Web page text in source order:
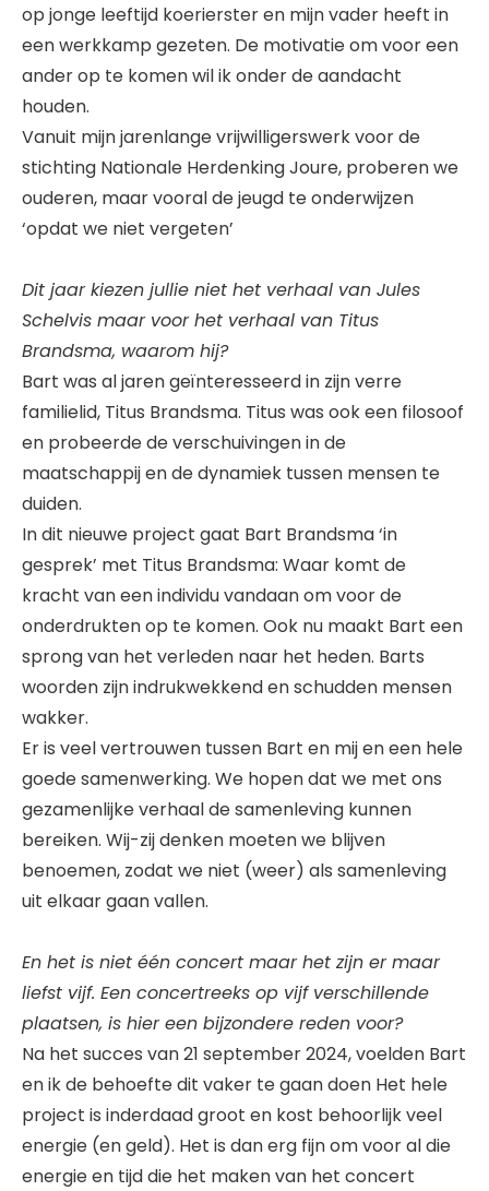
op jonge leeftijd koerierster en mijn vader heeft in
een werkkamp gezeten. De motivatie om voor een
ander op te komen wil ik onder de aandacht
houden.
Vanuit mijn jarenlange vrijwilligerswerk voor de
stichting Nationale Herdenking Joure, proberen we
ouderen, maar vooral de jeugd te onderwijzen
‘opdat we niet vergeten’
Dit jaar kiezen jullie niet het verhaal van Jules
Schelvis maar voor het verhaal van Titus
Brandsma, waarom hij?
Bart was al jaren geïnteresseerd in zijn verre
familielid, Titus Brandsma. Titus was ook een filosoof
en probeerde de verschuivingen in de
maatschappij en de dynamiek tussen mensen te
duiden.
In dit nieuwe project gaat Bart Brandsma ‘in
gesprek’ met Titus Brandsma: Waar komt de
kracht van een individu vandaan om voor de
onderdrukten op te komen. Ook nu maakt Bart een
sprong van het verleden naar het heden. Barts
woorden zijn indrukwekkend en schudden mensen
wakker.
Er is veel vertrouwen tussen Bart en mij en een hele
goede samenwerking. We hopen dat we met ons
gezamenlijke verhaal de samenleving kunnen
bereiken. Wij-zij denken moeten we blijven
benoemen, zodat we niet (weer) als samenleving
uit elkaar gaan vallen.
En het is niet één concert maar het zijn er maar
liefst vijf. Een concertreeks op vijf verschillende
plaatsen, is hier een bijzondere reden voor?
Na het succes van 21 september 2024, voelden Bart
en ik de behoefte dit vaker te gaan doen Het hele
project is inderdaad groot en kost behoorlijk veel
energie (en geld). Het is dan erg fijn om voor al die
energie en tijd die het maken van het concert